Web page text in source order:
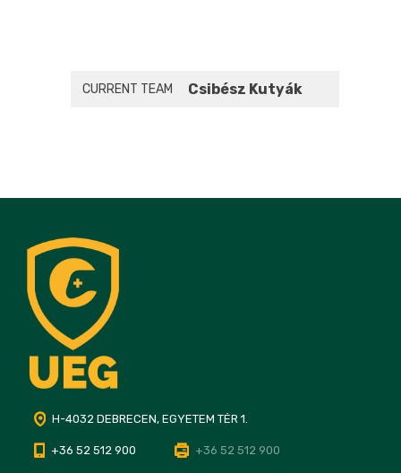
CURRENT TEAM Csibész Kutyák
H-4032 DEBRECEN, EGYETEM TÉR 1.
+36 52 512 900 +36 52 512 900